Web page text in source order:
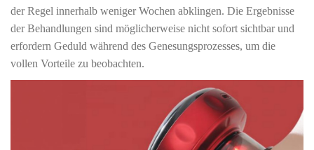
der Regel innerhalb weniger Wochen abklingen. Die Ergebnisse
der Behandlungen sind möglicherweise nicht sofort sichtbar und
erfordern Geduld während des Genesungsprozesses, um die
vollen Vorteile zu beobachten.